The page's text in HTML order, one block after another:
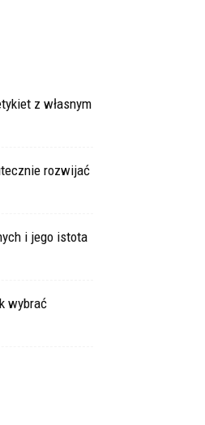
z własnym
rozwijać
i jego istota
wybrać